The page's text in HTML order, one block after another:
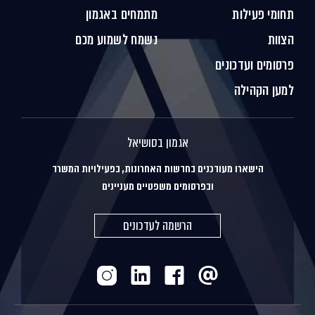
תחומי פעילות
הצוות
פרסומים ועדכונים
למען הקהילה
מתמחים באגמון
נשמח לשמוע מכם
אגמון בסושיאל
הישארו מעודכנים בחדשות האחרונות, בפעילויות המשרד
ובפרסומים משפטיים מעניינים
הרשמה לעדכונים